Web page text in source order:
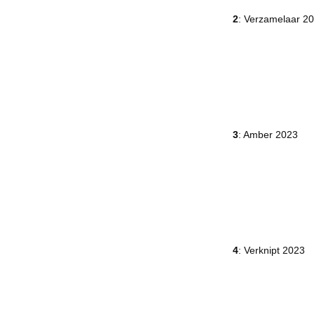
2: Verzamelaar
3: Amber 2023
4: Verknipt 2023